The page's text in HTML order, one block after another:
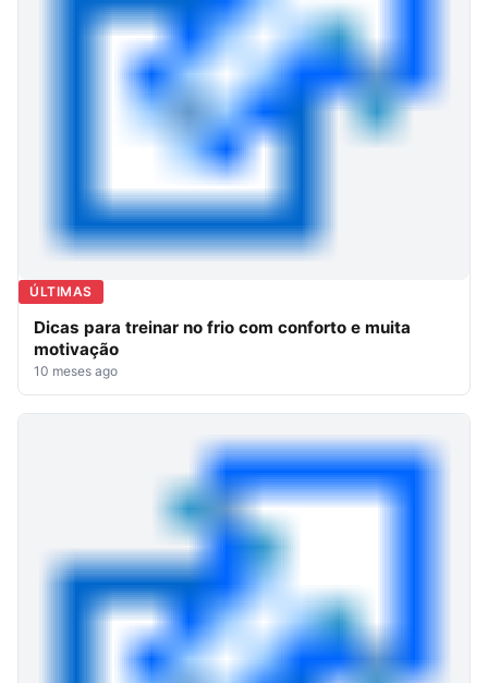
ÚLTIMAS
Dicas para treinar no frio com conforto e muita
motivação
10 meses ago